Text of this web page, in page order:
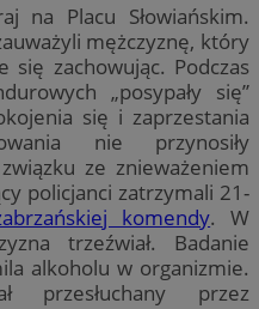
na Placu Słowiańskim.
mężczyznę, który
się zachowując. Podczas
„posypały się”
się i zaprzestania
nie przynosiły
ze znieważeniem
policjanci zatrzymali 21-
komendy. W
trzeźwiał. Badanie
alkoholu w organizmie.
przesłuchany przez